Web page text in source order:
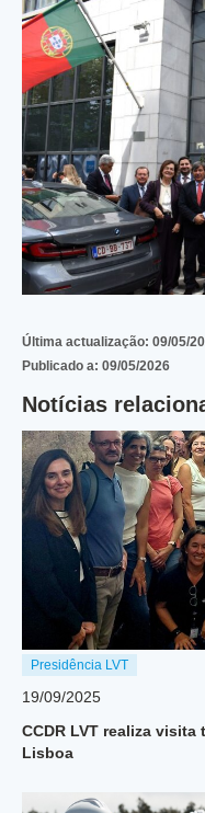
Última actualização: 09/05/
Publicado a: 09/05/2026
Notícias
Presidência LVT
19/09/2025
CCDR LVT realiza
Lisboa